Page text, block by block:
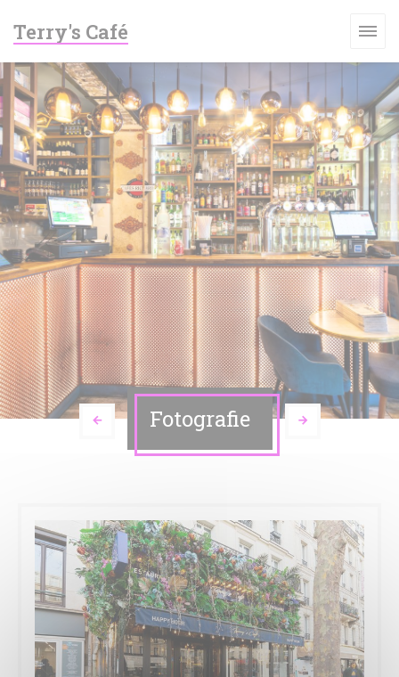
Terry's Café
Fotografie